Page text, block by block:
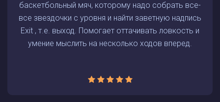
баскетбольный мяч, которому надо собрать все-
все звездочки с уровня и найти заветную надпись
Exit , т.е. выход. Помогает оттачивать ловкость и
умение мыслить на несколько ходов вперед.